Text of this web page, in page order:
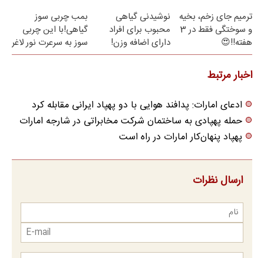
ترمیم جای زخم، بخیه
و سوختگی فقط در 3
هفته!!😍
نوشیدنی گیاهی
محبوب برای افراد
دارای اضافه وزن!
60%تخفیف
بمب چربی سوز
گیاهی!با این چربی
سوز به سرعرت نور لاغر
شو با مجوز بهداشت
اخبار مرتبط
ادعای امارات: پدافند هوایی با دو پهپاد ایرانی مقابله کرد
حمله پهپادی به ساختمان شرکت مخابراتی در شارجه امارات
پهپاد پنهان‌کار امارات در راه است
ارسال نظرات